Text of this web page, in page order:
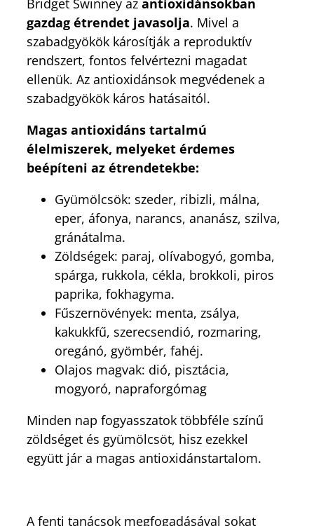
gazdag étrendet javasolja. Mivel a
szabadgyökök károsítják a reproduktív
rendszert, fontos felvértezni magadat
ellenük. Az antioxidánsok megvédenek a
szabadgyökök káros hatásaitól.
Magas antioxidáns tartalmú
élelmiszerek, melyeket érdemes
beépíteni az étrendetekbe:
Gyümölcsök: szeder, ribizli, málna,
eper, áfonya, narancs, ananász, szilva,
gránátalma.
Zöldségek: paraj, olívabogyó, gomba,
spárga, rukkola, cékla, brokkoli, piros
paprika, fokhagyma.
Fűszernövények: menta, zsálya,
kakukkfű, szerecsendió, rozmaring,
oregánó, gyömbér, fahéj.
Olajos magvak: dió, pisztácia,
mogyoró, napraforgómag
Minden nap fogyasszatok többféle színű
zöldséget és gyümölcsöt, hisz ezekkel
együtt jár a magas antioxidánstartalom.
A fenti tanácsok megfogadásával sokat